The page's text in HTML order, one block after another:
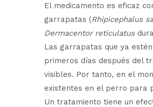
El medicamento es eficaz
garrapatas (Rhipicephalus
Dermacentor reticulatus
Las garrapatas que ya
primeros días después del
visibles. Por tanto, en el
existentes en el perro para
Un tratamiento tiene un